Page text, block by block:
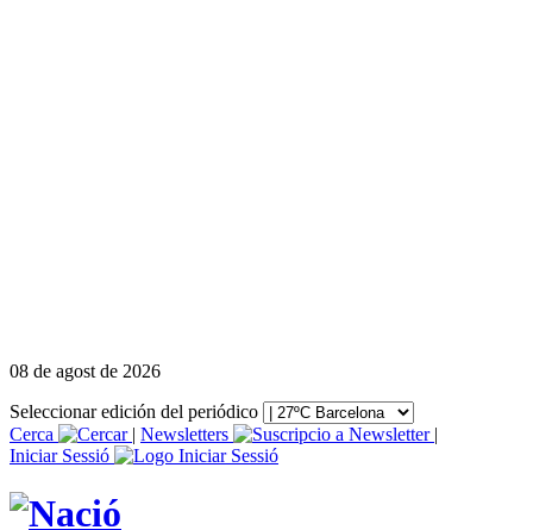
08 de agost de 2026
Seleccionar edición del periódico
Cerca
| Newsletters
|
Iniciar Sessió